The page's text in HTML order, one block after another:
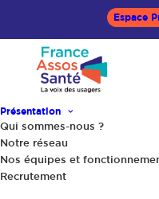
Espace
Présentation
Qui sommes-nous ?
Notre réseau
Nos équipes et
Recrutement
Accueil
Opinions
100% Santé : quand les